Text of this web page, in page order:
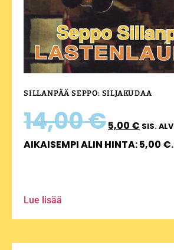
SILLANPÄÄ SEPPO: SILJAKUDAA
14,00€5,00 € SIS. ALV
AIKAISEMPI ALIN HINTA:5,00 €.
Lue lisää